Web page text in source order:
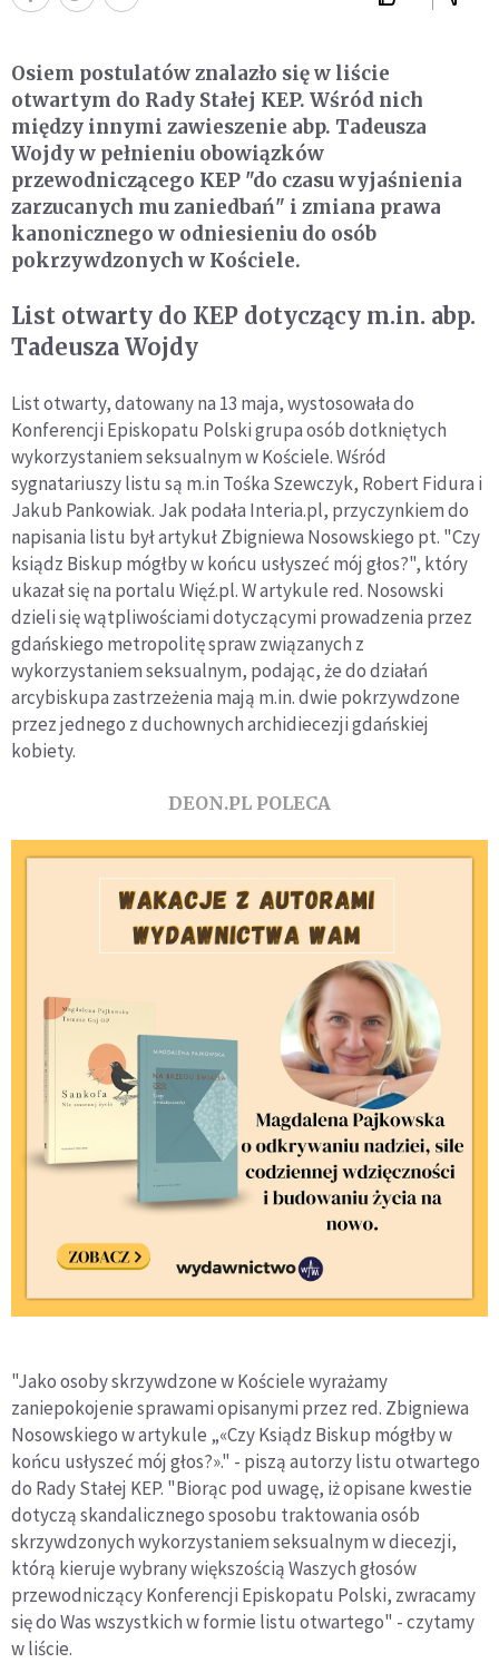
Osiem postulatów znalazło się w liście
otwartym do Rady Stałej KEP. Wśród nich
między innymi zawieszenie abp. Tadeusza
Wojdy w pełnieniu obowiązków
przewodniczącego KEP "do czasu wyjaśnienia
zarzucanych mu zaniedbań" i zmiana prawa
kanonicznego w odniesieniu do osób
pokrzywdzonych w Kościele.
List otwarty do KEP dotyczący m.in. abp.
Tadeusza Wojdy
List otwarty, datowany na 13 maja, wystosowała do
Konferencji Episkopatu Polski grupa osób dotkniętych
wykorzystaniem seksualnym w Kościele. Wśród
sygnatariuszy listu są m.in Tośka Szewczyk, Robert Fidura i
Jakub Pankowiak. Jak podała Interia.pl, przyczynkiem do
napisania listu był artykuł Zbigniewa Nosowskiego pt. "Czy
ksiądz Biskup mógłby w końcu usłyszeć mój głos?", który
ukazał się na portalu Więź.pl. W artykule red. Nosowski
dzieli się wątpliwościami dotyczącymi prowadzenia przez
gdańskiego metropolitę spraw związanych z
wykorzystaniem seksualnym, podając, że do działań
arcybiskupa zastrzeżenia mają m.in. dwie pokrzywdzone
przez jednego z duchownych archidiecezji gdańskiej
kobiety.
DEON.PL POLECA
"Jako osoby skrzywdzone w Kościele wyrażamy
zaniepokojenie sprawami opisanymi przez red. Zbigniewa
Nosowskiego w artykule „«Czy Ksiądz Biskup mógłby w
końcu usłyszeć mój głos?»." - piszą autorzy listu otwartego
do Rady Stałej KEP. "Biorąc pod uwagę, iż opisane kwestie
dotyczą skandalicznego sposobu traktowania osób
skrzywdzonych wykorzystaniem seksualnym w diecezji,
którą kieruje wybrany większością Waszych głosów
przewodniczący Konferencji Episkopatu Polski, zwracamy
się do Was wszystkich w formie listu otwartego" - czytamy
w liście.